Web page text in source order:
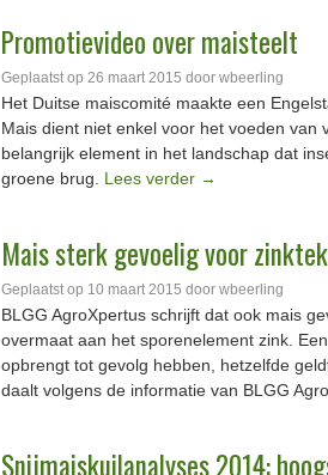
Promotievideo over maisteelt
Geplaatst op 26 maart 2015 door wbeerling
Het Duitse maiscomité maakte een
Mais dient niet enkel voor het voeden van
belangrijk element in het landschap dat
groene brug. Lees verder →
Mais sterk gevoelig voor
Geplaatst op 10 maart 2015 door wbeerling
BLGG AgroXpertus schrijft dat ook mais
overmaat aan het sporenelement zink.
opbrengt tot gevolg hebben, hetzelfde
daalt volgens de informatie van BLGG
Snijmaiskuilanalyses 2014: